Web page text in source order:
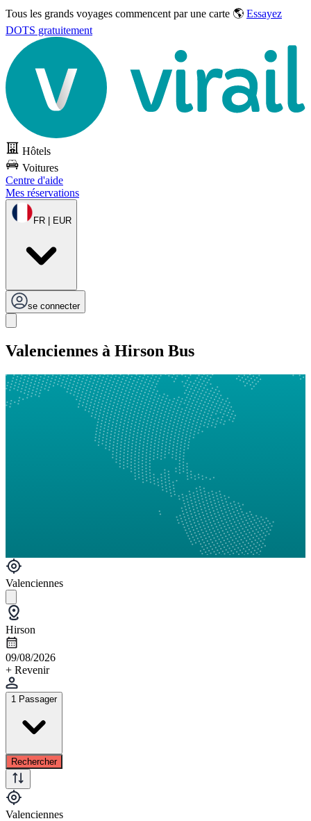
Tous les grands voyages commencent par une carte 🌎 Essayez
DOTS gratuitement
Hôtels
Voitures
Centre d'aide
Mes réservations
FR | EUR
se connecter
Valenciennes à Hirson Bus
Valenciennes
Hirson
09/08/2026
+ Revenir
1 Passager
Rechercher
Valenciennes